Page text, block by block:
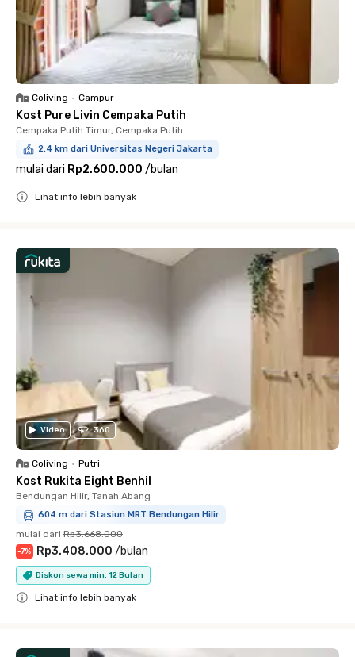
Coliving • Campur
Kost Pure Livin Cempaka Putih
Cempaka Putih Timur, Cempaka Putih
2.4 km dari Universitas Negeri Jakarta
mulai dari Rp2.600.000 /bulan
Lihat info lebih banyak
Video 360
Coliving • Putri
Kost Rukita Eight Benhil
Bendungan Hilir, Tanah Abang
604 m dari Stasiun MRT Bendungan Hilir
mulai dari Rp3.668.000
-7% Rp3.408.000 /bulan
Diskon sewa min. 12 Bulan
Lihat info lebih banyak